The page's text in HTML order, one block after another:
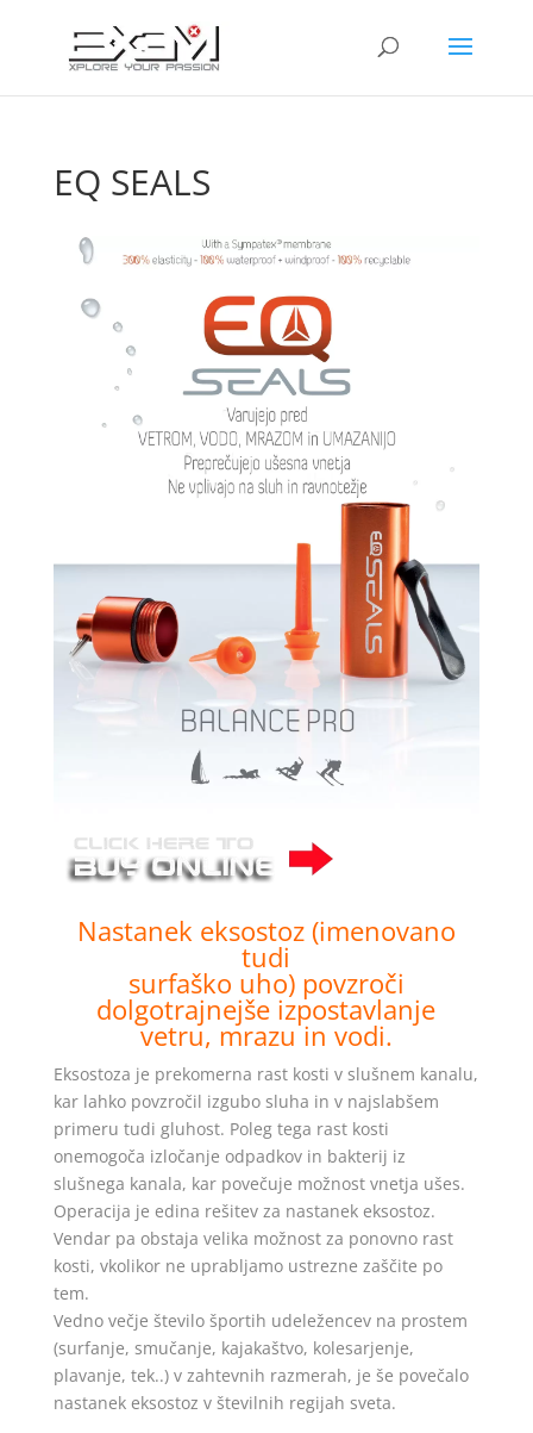
EQ SEALS
Nastanek eksostoz (imenovano
tudi
surfaško uho) povzroči
dolgotrajnejše izpostavlanje
vetru, mrazu in vodi.
Eksostoza je prekomerna rast kosti v slušnem kanalu,
kar lahko povzročil izgubo sluha in v najslabšem
primeru tudi gluhost. Poleg tega rast kosti
onemogoča izločanje odpadkov in bakterij iz
slušnega kanala, kar povečuje možnost vnetja ušes.
Operacija je edina rešitev za nastanek eksostoz.
Vendar pa obstaja velika možnost za ponovno rast
kosti, vkolikor ne uprabljamo ustrezne zaščite po
tem.
Vedno večje število športih udeležencev na prostem
(surfanje, smučanje, kajakaštvo, kolesarjenje,
plavanje, tek..) v zahtevnih razmerah, je še povečalo
nastanek eksostoz v številnih regijah sveta.